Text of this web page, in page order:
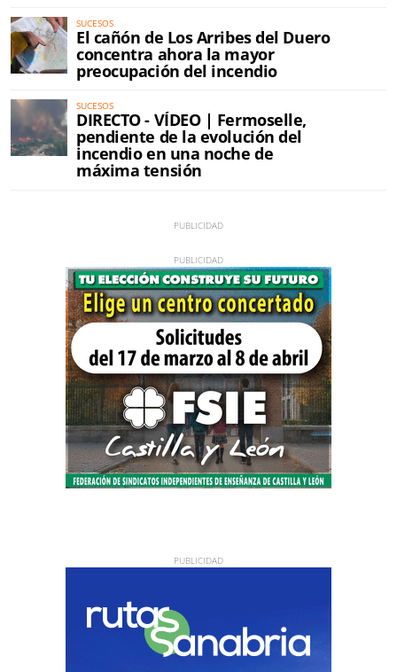
SUCESOS
El cañón de Los Arribes del Duero
concentra ahora la mayor
preocupación del incendio
SUCESOS
DIRECTO - VÍDEO | Fermoselle,
pendiente de la evolución del
incendio en una noche de
máxima tensión